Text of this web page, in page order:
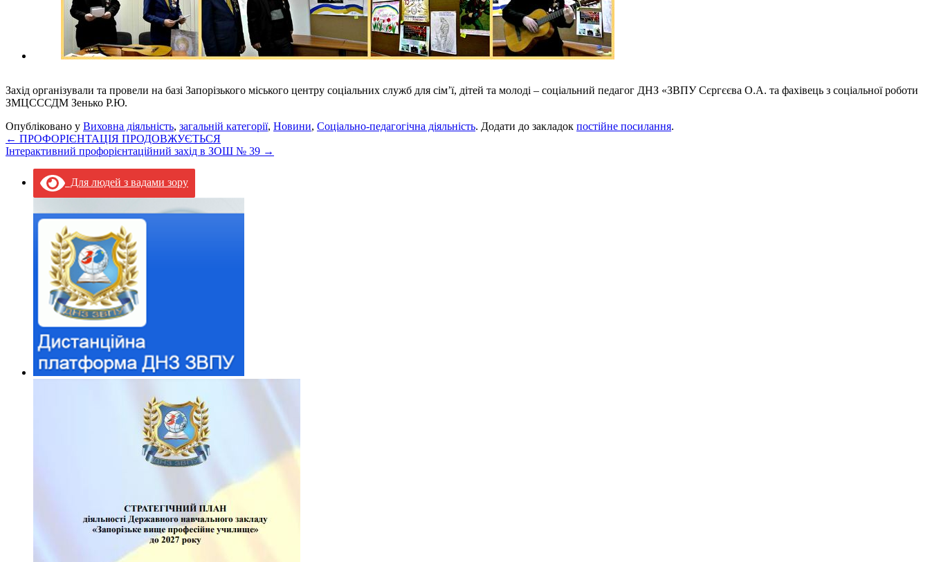
Захід організували та провели на базі Запорізького міського центру соціальних служб для сім’ї, дітей та молоді – соціальний педагог ДНЗ «ЗВПУ Сєргєєва О.А. та фахівець з соціальної роботи
ЗМЦСССДМ Зенько Р.Ю.
Опубліковано у Виховна діяльність, загальній категорії, Новини, Соціально-педагогічна діяльність. Додати до закладок постійне посилання.
← ПРОФОРІЄНТАЦІЯ ПРОДОВЖУЄТЬСЯ
Інтерактивний профорієнтаційний захід в ЗОШ № 39 →
Для людей з вадами зору